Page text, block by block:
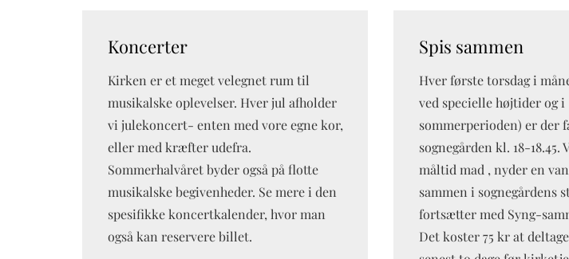
Koncerter
Kirken er et meget velegnet rum til
musikalske oplevelser. Hver jul afholder
vi julekoncert- enten med vore egne kor,
eller med kræfter udefra.
Sommerhalvåret byder også på flotte
musikalske begivenheder. Se mere i den
spesifikke koncertkalender, hvor man
også kan reservere billet.
Spis sammen
Hver første torsdag i
ved specielle højtider og i
sommerperioden) er der
sognegården kl. 18-18.45.
måltid mad , nyder en
sammen i sognegårdens
fortsætter med Syng-
Det koster 75 kr at